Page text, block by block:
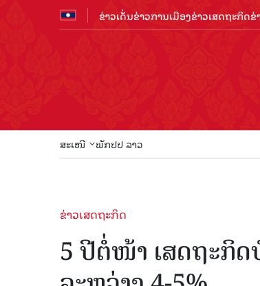
ຂ່າວເດັ່ນຂ່າວການເມືອງຂ່າວເສດຖະກິດຂ່
ສະເໜີ ພັກປປ ລາວ
ຂ່າວເສດຖະກິດ
5 ປີຕໍ່ໜ້າ ເສດຖະກິດ